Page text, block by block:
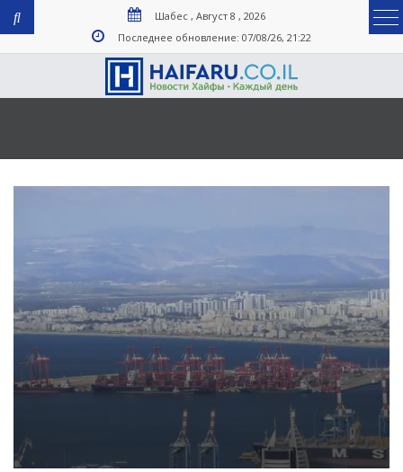
Шабес , Август 8 , 2026
Последнее обновление: 07/08/26, 21:22